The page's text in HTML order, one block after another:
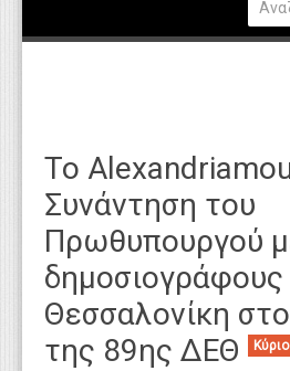
Το
Συνάντηση του
Πρωθυπουργού
δημοσιογράφους
Θεσσαλονίκη
της 89ης ΔΕΘ
Κύριο
Καιρός
Τεχνολογία
Εκπαίδευση
Υγεία
Γενικά
Βιβλιοθήκη Απόψεων